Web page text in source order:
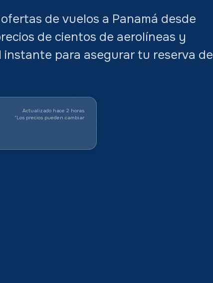
de vuelos a Panamá desde
de cientos de aerolíneas y
instante para asegurar tu reserva de
Actualizado hace 2 horas
*Los precios pueden cambiar